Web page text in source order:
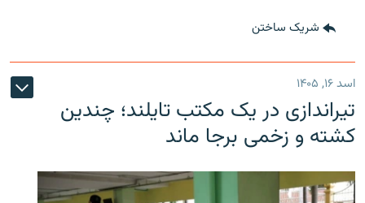
شریک ساختن
اسد ۱۶, ۱۴۰۵
تیراندازی در یک مکتب تایلند؛ چندین
کشته و زخمی برجا ماند